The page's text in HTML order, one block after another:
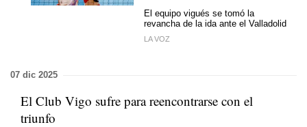
El equipo vigués se tomó la
revancha de la ida ante el Valladolid
LA VOZ
07 dic 2025
El Club Vigo sufre para reencontrarse con el
triunfo